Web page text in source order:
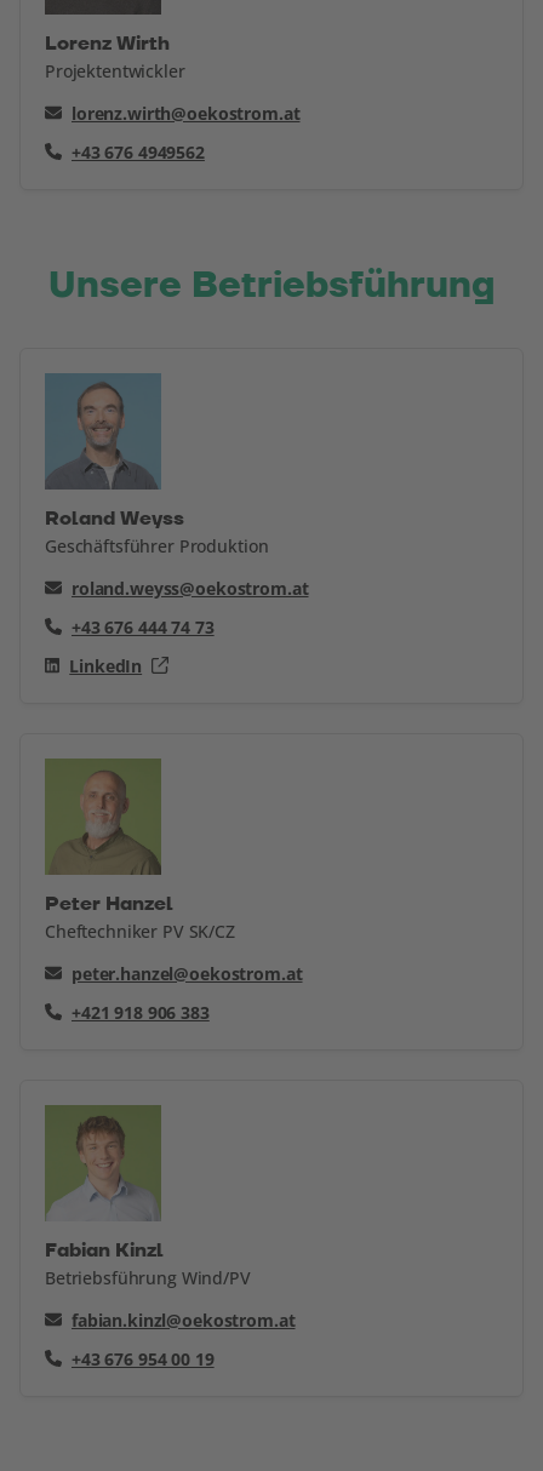
Lorenz Wirth
Projektentwickler
lorenz.wirth@oekostrom.at
+43 676 4949562
Unsere Betriebsführung
Roland Weyss
Geschäftsführer Produktion
roland.weyss@oekostrom.at
+43 676 444 74 73
LinkedIn
Peter Hanzel
Cheftechniker PV SK/CZ
peter.hanzel@oekostrom.at
+421 918 906 383
Fabian Kinzl
Betriebsführung Wind/PV
fabian.kinzl@oekostrom.at
+43 676 954 00 19